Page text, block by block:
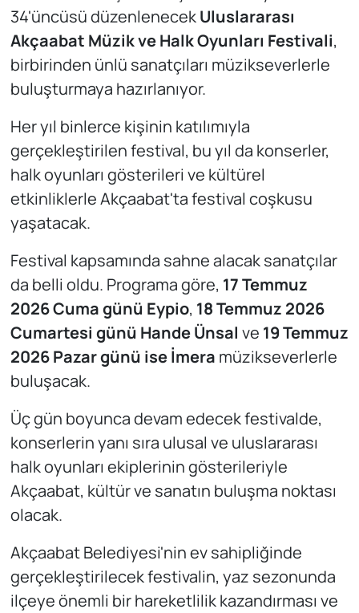
34'üncüsü düzenlenecekUluslararası
Akçaabat Müzik ve Halk Oyunları Festivali,
birbirinden ünlü sanatçıları müzikseverlerle
buluşturmaya hazırlanıyor.
Her yıl binlerce kişinin katılımıyla
gerçekleştirilen festival, bu yıl da konserler,
halk oyunları gösterileri ve kültürel
etkinliklerle Akçaabat'ta festival coşkusu
yaşatacak.
Festival kapsamında sahne alacak sanatçılar
da belli oldu. Programa göre, 17 Temmuz
2026 Cuma günü Eypio, 18 Temmuz 2026
Cumartesi günü Hande Ünsal ve 19 Temmuz
2026 Pazar günü ise İmera müzikseverlerle
buluşacak.
Üç gün boyunca devam edecek festivalde,
konserlerin yanı sıra ulusal ve uluslararası
halk oyunları ekiplerinin gösterileriyle
Akçaabat, kültür ve sanatın buluşma noktası
olacak.
Akçaabat Belediyesi'nin ev sahipliğinde
gerçekleştirilecek festivalin, yaz sezonunda
ilçeye önemli bir hareketlilik kazandırması ve